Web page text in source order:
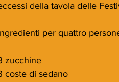
della tavola delle
per quattro
zucchine
coste di sedano